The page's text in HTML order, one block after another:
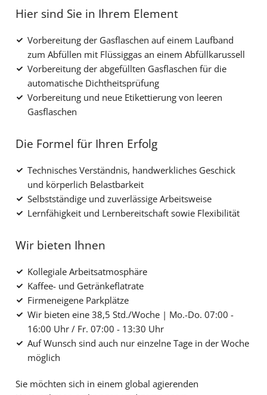
Hier sind Sie in Ihrem Element
Vorbereitung der Gasflaschen auf einem Laufband
zum Abfüllen mit Flüssiggas an einem Abfüllkarussell
Vorbereitung der abgefüllten Gasflaschen für die
automatische Dichtheitsprüfung
Vorbereitung und neue Etikettierung von leeren
Gasflaschen
Die Formel für Ihren Erfolg
Technisches Verständnis, handwerkliches Geschick
und körperlich Belastbarkeit
Selbstständige und zuverlässige Arbeitsweise
Lernfähigkeit und Lernbereitschaft sowie Flexibilität
Wir bieten Ihnen
Kollegiale Arbeitsatmosphäre
Kaffee- und Getränkeflatrate
Firmeneigene Parkplätze
Wir bieten eine 38,5 Std./Woche | Mo.-Do. 07:00 -
16:00 Uhr / Fr. 07:00 - 13:30 Uhr
Auf Wunsch sind auch nur einzelne Tage in der Woche
möglich
Sie möchten sich in einem global agierenden